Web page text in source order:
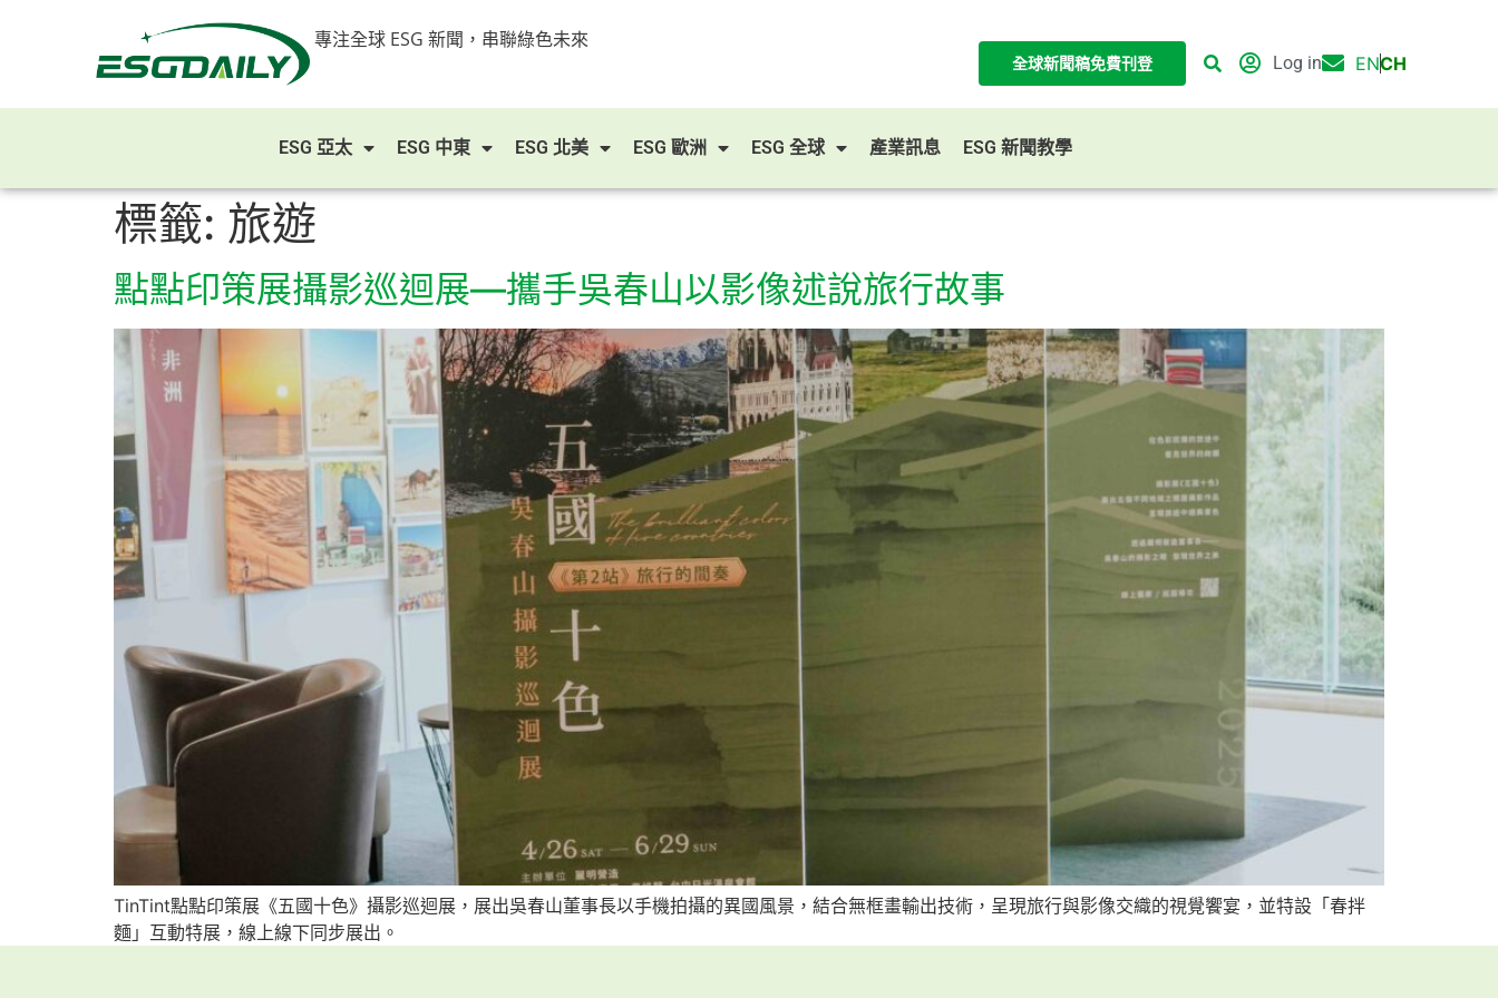
專注全球 ESG 新聞，串聯綠色未來
全球新聞稿免費刊登 Log in ENCH
ESG 亞太 ESG 中東 ESG 北美 ESG 歐洲 ESG 全球 產業訊息 ESG 新聞教學
標籤: 旅遊
點點印策展攝影巡迴展—攜手吳春山以影像述說旅行故事
TinTint點點印策展《五國十色》攝影巡迴展，展出吳春山董事長以手機拍攝的異國風景，結合無框畫輸出技術，呈現旅行與影像交織的視覺饗宴，並特設「春拌
麵」互動特展，線上線下同步展出。